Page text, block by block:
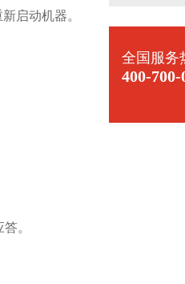
启动机器。
。
全国服务
400-700-